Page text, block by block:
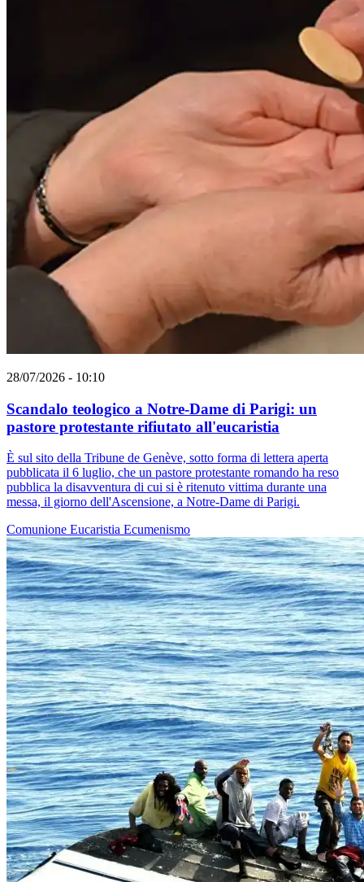
28/07/2026 - 10:10
Scandalo teologico a Notre-Dame di Parigi: un
pastore protestante rifiutato all'eucaristia
È sul sito della Tribune de Genève, sotto forma di lettera aperta
pubblicata il 6 luglio, che un pastore protestante romando ha reso
pubblica la disavventura di cui si è ritenuto vittima durante una
messa, il giorno dell'Ascensione, a Notre-Dame di Parigi.
Comunione Eucaristia Ecumenismo